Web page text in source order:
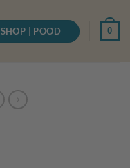
SHOP | POOD 0